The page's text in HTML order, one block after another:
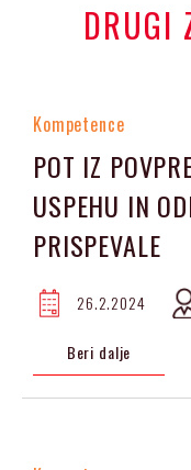
DRUGI
Kompetence
POT IZ
USPEHU IN
PRISPEVALE
26.2.2024
Beri dalje